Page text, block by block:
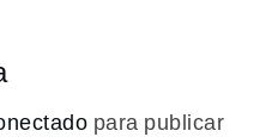
para publicar